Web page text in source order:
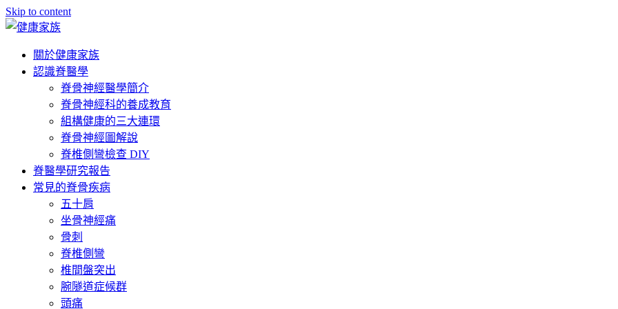
Skip to content
關於健康家族
認識脊醫學
脊骨神經醫學簡介
脊骨神經科的養成教育
組構健康的三大連環
脊骨神經圖解說
脊椎側彎檢查 DIY
脊醫學研究報告
常見的脊骨疾病
五十肩
坐骨神經痛
骨刺
脊椎側彎
椎間盤突出
腕隧道症候群
頭痛